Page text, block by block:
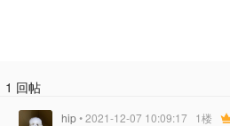
1 回帖
hip• 2021-12-07 10:09:17 1楼